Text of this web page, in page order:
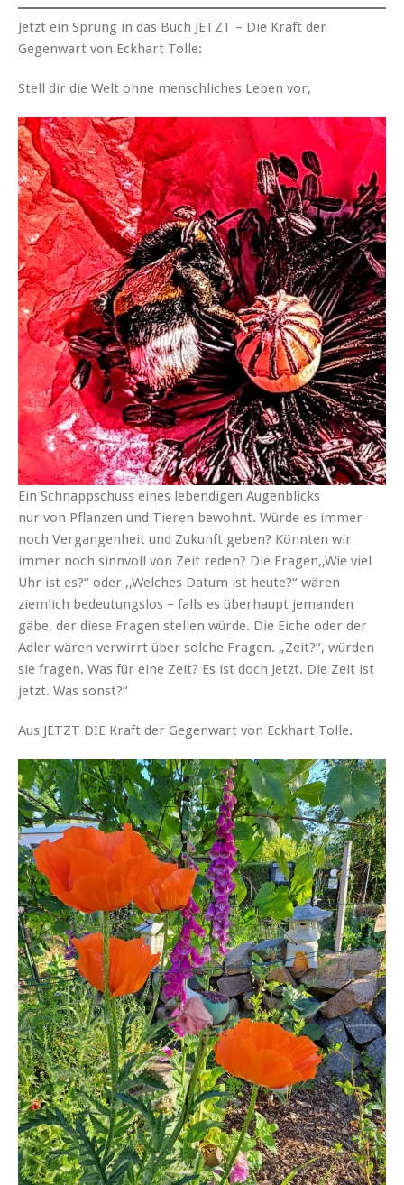
Jetzt ein Sprung in das Buch JETZT – Die Kraft der
Gegenwart von Eckhart Tolle:
Stell dir die Welt ohne menschliches Leben vor,
Ein Schnappschuss eines lebendigen Augenblicks
nur von Pflanzen und Tieren bewohnt. Würde es immer
noch Vergangenheit und Zukunft geben? Könnten wir
immer noch sinnvoll von Zeit reden? Die Fragen,,Wie viel
Uhr ist es?“ oder ,,Welches Datum ist heute?“ wären
ziemlich bedeutungslos – falls es überhaupt jemanden
gäbe, der diese Fragen stellen würde. Die Eiche oder der
Adler wären verwirrt über solche Fragen. „Zeit?“, würden
sie fragen. Was für eine Zeit? Es ist doch Jetzt. Die Zeit ist
jetzt. Was sonst?“
Aus JETZT DIE Kraft der Gegenwart von Eckhart Tolle.